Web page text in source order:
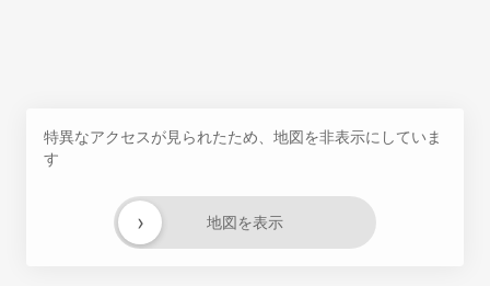
特異なアクセスが見られたため、地図を非表示にしていま
す
地図を表示
›